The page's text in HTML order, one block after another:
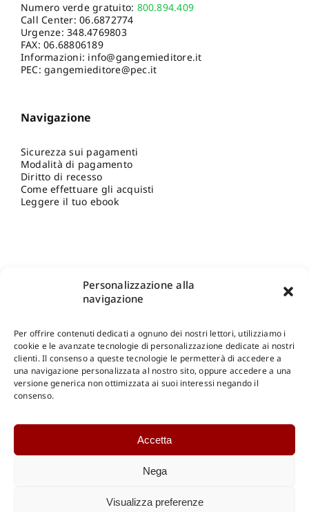
Personalizzazione alla
navigazione
Per offrire contenuti dedicati a ognuno dei nostri lettori, utilizziamo i
cookie e le avanzate tecnologie di personalizzazione dedicate ai nostri
clienti. Il consenso a queste tecnologie le permetterà di accedere a
una navigazione personalizzata al nostro sito, oppure accedere a una
versione generica non ottimizzata ai suoi interessi negando il
consenso.
Accetta
Nega
Visualizza preferenze
Numero verde gratuito: 800.894.409
Call Center:06.6872774
Urgenze:348.4769803
FAX: 06.68806189
Informazioni: info@gangemieditore.it
PEC: gangemieditore@pec.it
Navigazione
Sicurezza sui pagamenti
Modalità di pagamento
Diritto di recesso
Come effettuare gli acquisti
Leggere il tuo ebook
Shop Gangemi Editore-Pagamenti Sicuri e anche Rateali
Catalogo Online
Catalogo Internazionale
DOWNLOAD
Catalogo Internazionale